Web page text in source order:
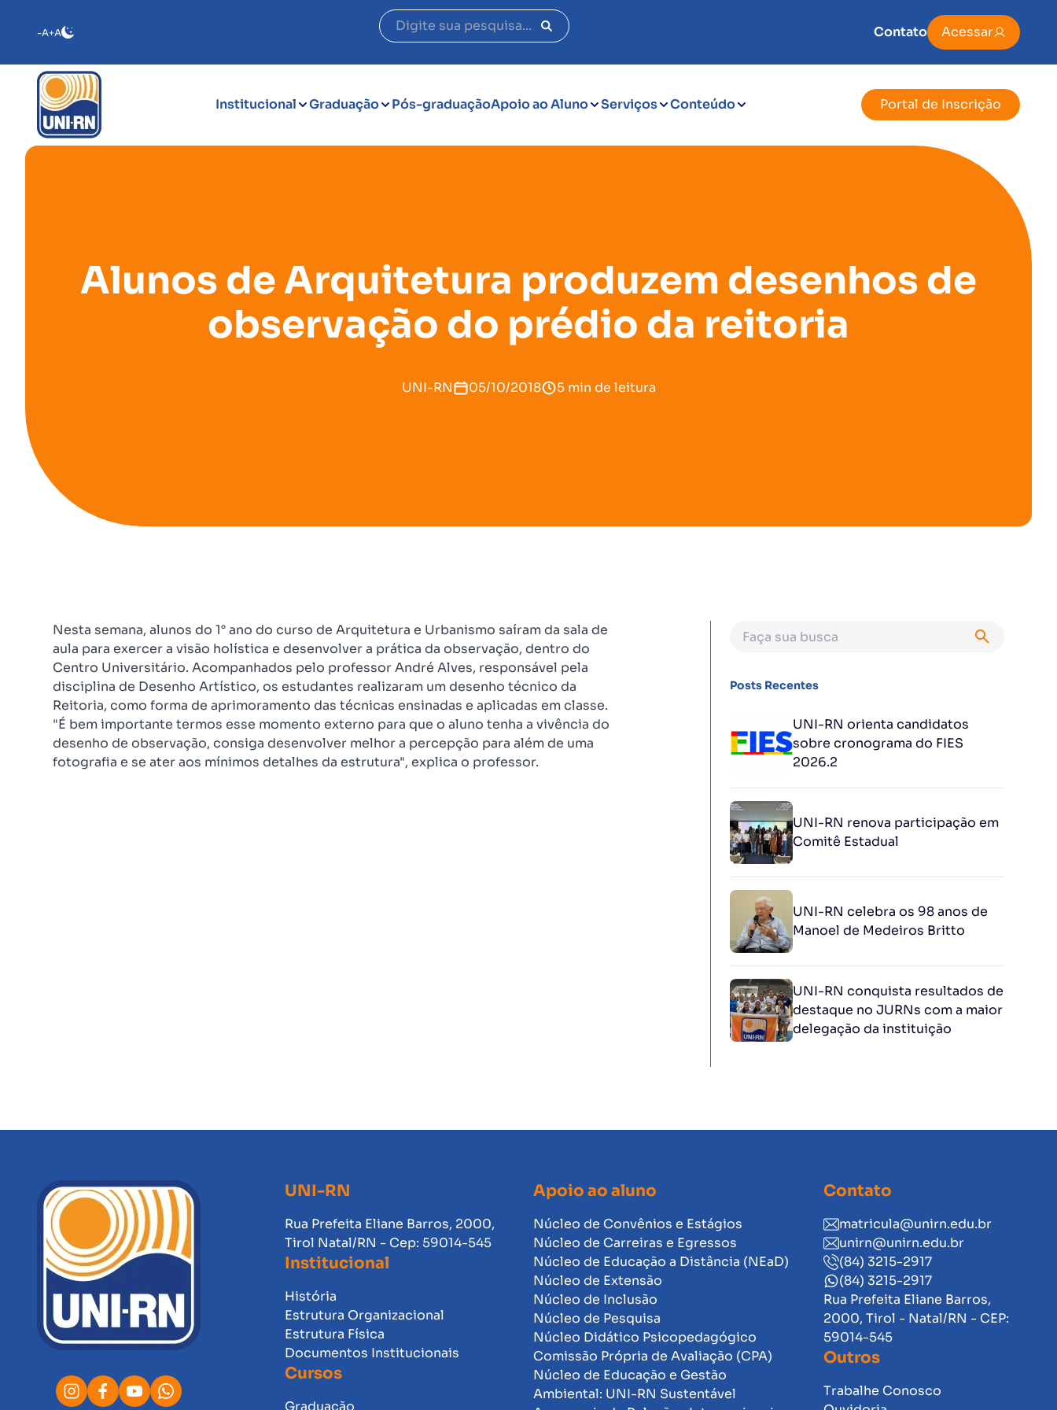
-A+A Contato Acessar
Institucional Graduação Pós-graduaçãoApoio ao Aluno Serviços Conteúdo Portal de Inscrição
Alunos de Arquitetura produzem desenhos de
observação do prédio da reitoria
UNI-RN 05/10/2018 5 min de leitura
Nesta semana, alunos do 1° ano do curso de Arquitetura e Urbanismo saíram da sala de
aula para exercer a visão holística e desenvolver a prática da observação, dentro do
Centro Universitário. Acompanhados pelo professor André Alves, responsável pela
disciplina de Desenho Artístico, os estudantes realizaram um desenho técnico da
Reitoria, como forma de aprimoramento das técnicas ensinadas e aplicadas em classe.
"É bem importante termos esse momento externo para que o aluno tenha a vivência do
desenho de observação, consiga desenvolver melhor a percepção para além de uma
fotografia e se ater aos mínimos detalhes da estrutura", explica o professor.
Posts Recentes
UNI-RN orienta candidatos
sobre cronograma do FIES
2026.2
UNI-RN renova participação em
Comitê Estadual
UNI-RN celebra os 98 anos de
Manoel de Medeiros Britto
UNI-RN conquista resultados de
destaque no JURNs com a maior
delegação da instituição
UNI-RN
Rua Prefeita Eliane Barros, 2000,
Tirol Natal/RN - Cep: 59014-545
Institucional
História
Estrutura Organizacional
Estrutura Física
Documentos Institucionais
Cursos
Graduação
Apoio ao aluno
Núcleo de Convênios e Estágios
Núcleo de Carreiras e Egressos
Núcleo de Educação a Distância (NEaD)
Núcleo de Extensão
Núcleo de Inclusão
Núcleo de Pesquisa
Núcleo Didático Psicopedagógico
Comissão Própria de Avaliação (CPA)
Núcleo de Educação e Gestão
Ambiental: UNI-RN Sustentável
Contato
matricula@unirn.edu.br
unirn@unirn.edu.br
(84) 3215-2917
(84) 3215-2917
Rua Prefeita Eliane Barros,
2000, Tirol - Natal/RN - CEP:
59014-545
Outros
Trabalhe Conosco